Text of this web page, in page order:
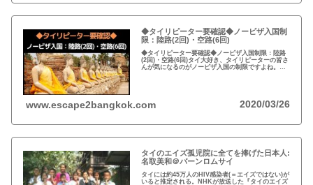
◆タイリピーター要確認◆ノービザ入国制
限：陸路(2回)・空路(6回)
◆タイリピーター要確認◆ノービザ入国制限：陸路
(2回)・空路(6回)タイ大好き、タイリピーターの皆さ
んが気になるのがノービザ入国の制限ですよね。近
www.escape2bangkok.com 2020/03/26
タイのエイズ孤児院に全てを捧げた日本人:
名取美和＠バーンロムサイ
タイには約45万人のHIV感染者(＝エイズではない)が
いると推定される。NHKが放送した『タイのエイズ